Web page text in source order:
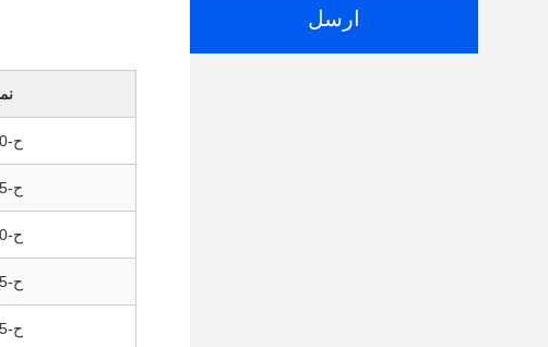
ارسل
ح-20ب
ح-35ب
ح-50ب
ح-65ب
ح-75ب